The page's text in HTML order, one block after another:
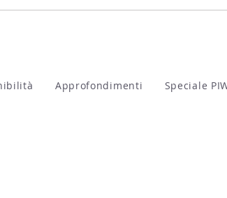
Approfondimenti Speciale